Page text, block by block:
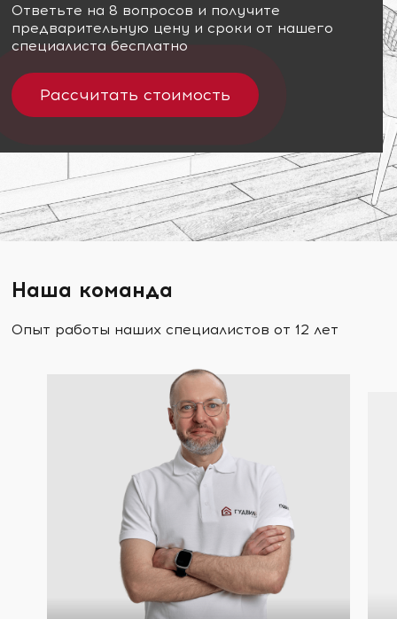
Ответьте на 8 вопросов и получите
предварительную цену и сроки от нашего
специалиста бесплатно
Рассчитать стоимость
Наша команда
Опыт работы наших специалистов от 12 лет